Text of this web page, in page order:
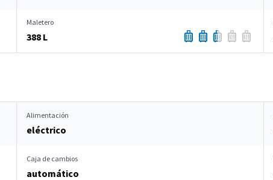
Maletero
388 L
Alimentación
eléctrico
Caja de cambios
automático